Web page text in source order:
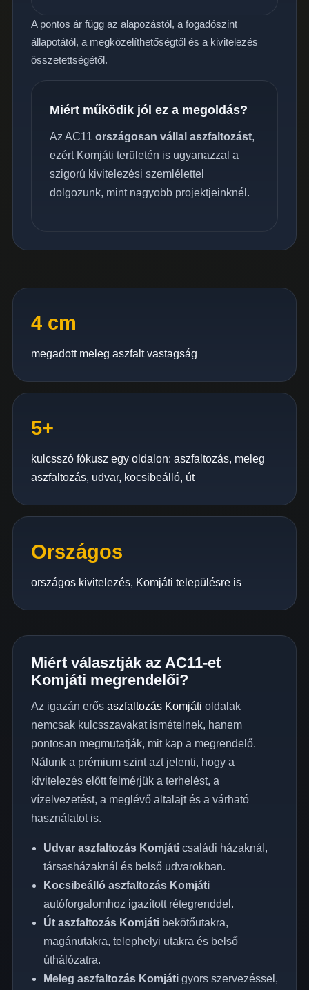
A pontos ár függ az alapozástól, a fogadószint
állapotától, a megközelíthetőségtől és a kivitelezés
összetettségétől.
Miért működik jól ez a megoldás?
Az AC11 országosan vállal aszfaltozást,
ezért Komjáti területén is ugyanazzal a
szigorú kivitelezési szemlélettel
dolgozunk, mint nagyobb projektjeinknél.
4 cm
megadott meleg aszfalt vastagság
5+
kulcsszó fókusz egy oldalon: aszfaltozás, meleg
aszfaltozás, udvar, kocsibeálló, út
Országos
országos kivitelezés, Komjáti településre is
Miért választják az AC11-et
Komjáti megrendelői?
Az igazán erős aszfaltozás Komjáti oldalak
nemcsak kulcsszavakat ismételnek, hanem
pontosan megmutatják, mit kap a megrendelő.
Nálunk a prémium szint azt jelenti, hogy a
kivitelezés előtt felmérjük a terhelést, a
vízelvezetést, a meglévő altalajt és a várható
használatot is.
Udvar aszfaltozás Komjáticsaládi házaknál,
társasházaknál és belső udvarokban.
Kocsibeálló aszfaltozás Komjáti
autóforgalomhoz igazított rétegrenddel.
Út aszfaltozás Komjátibekötőutakra,
magánutakra, telephelyi utakra és belső
úthálózatra.
Meleg aszfaltozás Komjátigyors szervezéssel,